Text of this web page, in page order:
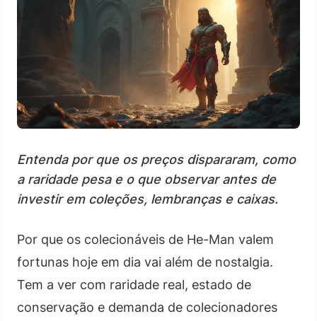
Entenda por que os preços dispararam, como
a raridade pesa e o que observar antes de
investir em coleções, lembranças e caixas.
Por que os colecionáveis de He-Man valem
fortunas hoje em dia vai além de nostalgia.
Tem a ver com raridade real, estado de
conservação e demanda de colecionadores